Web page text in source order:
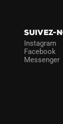
produit
SUIVEZ-
Instagram
Facebook
Messenger